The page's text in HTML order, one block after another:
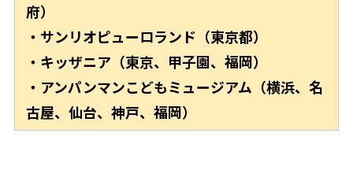
府）
・サンリオピューロランド（東京都）
・キッザニア（東京、甲子園、福岡）
・アンパンマンこどもミュージアム（横浜、名
古屋、仙台、神戸、福岡）